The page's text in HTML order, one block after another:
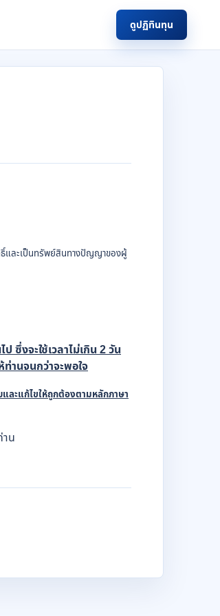
ดูปฏิทินทุน
ธิ์และเป็นทรัพย์สินทางปัญญาของผู้
ซึ่งจะใช้เวลาไม่เกิน 2 วัน
านจนกว่าจะพอใจ
ละแก้ไขให้ถูกต้องตามหลักภาษา
น